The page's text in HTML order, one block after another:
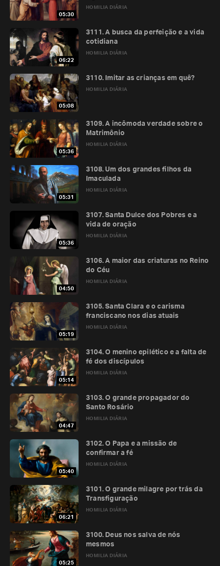
05:30
HOMILIA DIÁRIA
06:22
HOMILIA DIÁRIA
3111. A busca da perfeição e a vida
cotidiana
05:08
HOMILIA DIÁRIA
3110. Imitar as crianças em quê?
05:36
HOMILIA DIÁRIA
3109. A incômoda verdade sobre o
Matrimônio
05:31
HOMILIA DIÁRIA
3108. Um dos grandes filhos da
Imaculada
05:36
HOMILIA DIÁRIA
3107. Santa Dulce dos Pobres e a
vida de oração
04:50
HOMILIA DIÁRIA
3106. A maior das criaturas no Reino
do Céu
05:19
HOMILIA DIÁRIA
3105. Santa Clara e o carisma
franciscano nos dias atuais
05:14
HOMILIA DIÁRIA
3104. O menino epilético e a falta de
fé dos discípulos
04:47
HOMILIA DIÁRIA
3103. O grande propagador do
Santo Rosário
05:40
HOMILIA DIÁRIA
3102. O Papa e a missão de
confirmar a fé
06:21
HOMILIA DIÁRIA
3101. O grande milagre por trás da
Transfiguração
05:25
HOMILIA DIÁRIA
3100. Deus nos salva de nós
mesmos